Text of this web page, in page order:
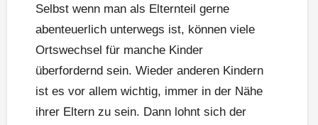
Selbst wenn man als Elternteil gerne
abenteuerlich unterwegs ist, können viele
Ortswechsel für manche Kinder
überfordernd sein. Wieder anderen Kindern
ist es vor allem wichtig, immer in der Nähe
ihrer Eltern zu sein. Dann lohnt sich der